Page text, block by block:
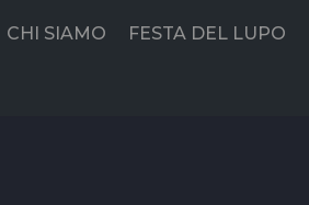
CHI SIAMO FESTA DEL LUPO